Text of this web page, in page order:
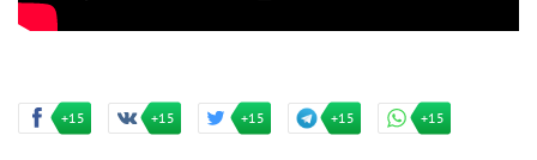
+15 +15 +15 +15 +15